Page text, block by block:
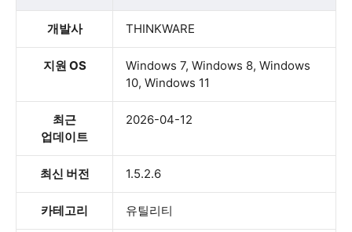
개발사 THINKWARE
지원 OS
Windows 7, Windows 8, Windows
10, Windows 11
최근
업데이트
2026-04-12
최신 버전 1.5.2.6
카테고리 유틸리티